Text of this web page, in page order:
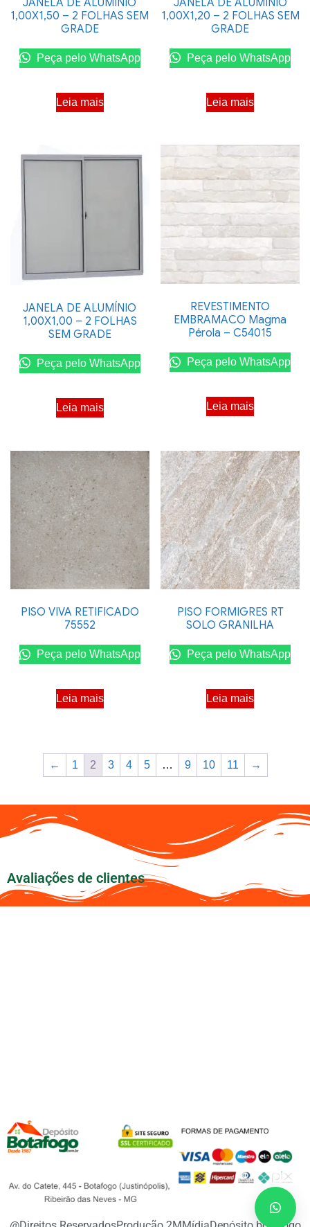
1,00X1,50 – 2 FOLHAS SEM
GRADE
Peça pelo WhatsApp
Leia mais
1,00X1,20 – 2 FOLHAS SEM
GRADE
Peça pelo WhatsApp
Leia mais
JANELA DE ALUMÍNIO
1,00X1,00 – 2 FOLHAS
SEM GRADE
Peça pelo WhatsApp
Leia mais
REVESTIMENTO
EMBRAMACO Magma
Pérola – C54015
Peça pelo WhatsApp
Leia mais
PISO VIVA RETIFICADO
75552
Peça pelo WhatsApp
Leia mais
PISO FORMIGRES RT
SOLO GRANILHA
Peça pelo WhatsApp
Leia mais
← 1 2 3 4 5 … 9 10 11 →
Avaliações de clientes